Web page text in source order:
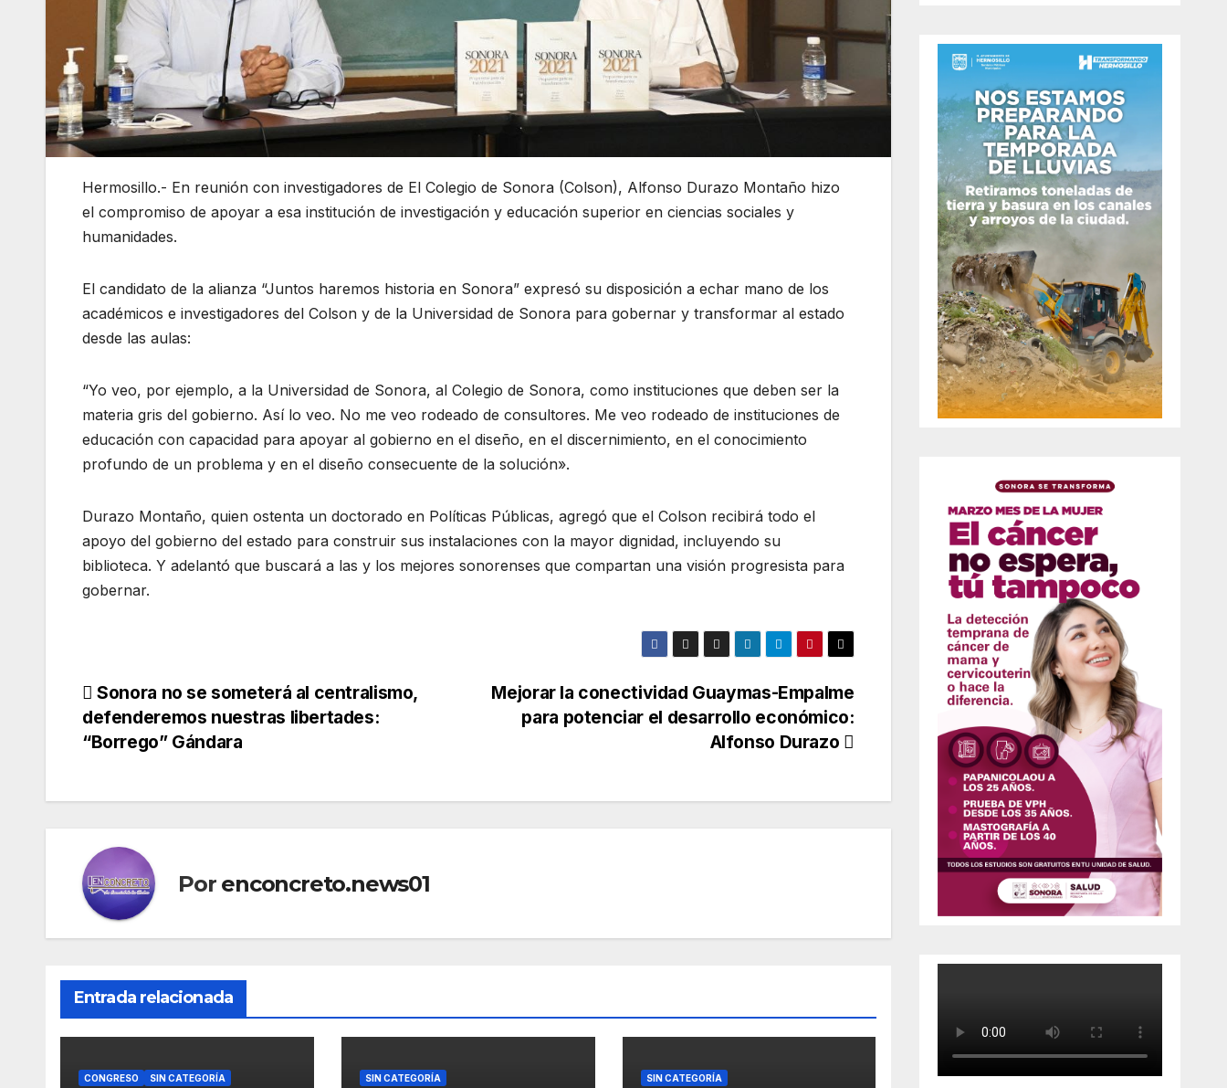
Hermosillo.- En reunión con investigadores de El Colegio de Sonora (Colson), Alfonso Durazo Montaño hizo
el compromiso de apoyar a esa institución de investigación y educación superior en ciencias sociales y
humanidades.
El candidato de la alianza “Juntos haremos historia en Sonora” expresó su disposición a echar mano de los
académicos e investigadores del Colson y de la Universidad de Sonora para gobernar y transformar al estado
desde las aulas:
“Yo veo, por ejemplo, a la Universidad de Sonora, al Colegio de Sonora, como instituciones que deben ser la
materia gris del gobierno. Así lo veo. No me veo rodeado de consultores. Me veo rodeado de instituciones de
educación con capacidad para apoyar al gobierno en el diseño, en el discernimiento, en el conocimiento
profundo de un problema y en el diseño consecuente de la solución».
Durazo Montaño, quien ostenta un doctorado en Políticas Públicas, agregó que el Colson recibirá todo el
apoyo del gobierno del estado para construir sus instalaciones con la mayor dignidad, incluyendo su
biblioteca. Y adelantó que buscará a las y los mejores sonorenses que compartan una visión progresista para
gobernar.
Navegación
de
Mejorar la conectividad Guaymas-Empalme
para potenciar el desarrollo económico:
Alfonso Durazo
Sonora no se someterá al centralismo,
defenderemos nuestras libertades:
“Borrego” Gándara
Por enconcreto.news01
Entrada relacionada
CONGRESO SIN CATEGORÍA SIN CATEGORÍA SIN CATEGORÍA